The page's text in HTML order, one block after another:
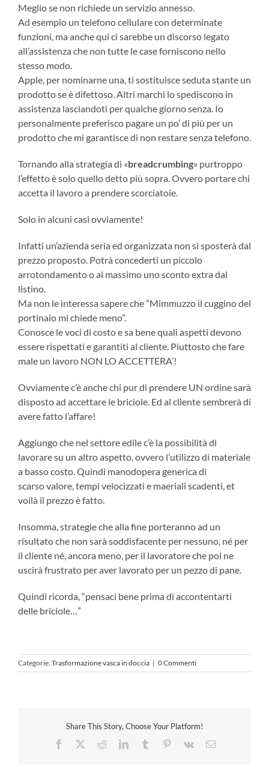
Meglio se non richiede un servizio annesso.
Ad esempio un telefono cellulare con determinate
funzioni, ma anche qui ci sarebbe un discorso legato
all’assistenza che non tutte le case forniscono nello
stesso modo.
Apple, per nominarne una, ti sostituisce seduta stante un
prodotto se è difettoso. Altri marchi lo spediscono in
assistenza lasciandoti per qualche giorno senza. Io
personalmente preferisco pagare un po’ di più per un
prodotto che mi garantisce di non restare senza telefono.
Tornando alla strategia di «breadcrumbing» purtroppo
l’effetto è solo quello detto più sopra. Ovvero portare chi
accetta il lavoro a prendere scorciatoie.
Solo in alcuni casi ovviamente!
Infatti un’azienda seria ed organizzata non si sposterà dal
prezzo proposto. Potrà concederti un piccolo
arrotondamento o al massimo uno sconto extra dal
listino.
Ma non le interessa sapere che “Mimmuzzo il cuggino del
portinaio mi chiede meno”.
Conosce le voci di costo e sa bene quali aspetti devono
essere rispettati e garantiti al cliente. Piuttosto che fare
male un lavoro NON LO ACCETTERA’!
Ovviamente c’è anche chi pur di prendere UN ordine sarà
disposto ad accettare le briciole. Ed al cliente sembrerà di
avere fatto l’affare!
Aggiungo che nel settore edile c’è la possibilità di
lavorare su un altro aspetto, ovvero l’utilizzo di materiale
a basso costo. Quindi manodopera generica di
scarso valore, tempi velocizzati e maeriali scadenti, et
voilà il prezzo è fatto.
Insomma, strategie che alla fine porteranno ad un
risultato che non sarà soddisfacente per nessuno, né per
il cliente né, ancora meno, per il lavoratore che poi ne
uscirà frustrato per aver lavorato per un pezzo di pane.
Quindi ricorda, “pensaci bene prima di accontentarti
delle briciole…”
Categorie:Trasformazione vasca in doccia | 0 Commenti
Share This Story, Choose Your Platform!
Facebook
RedditLinkedInTumblr Pinterest
Vk Email